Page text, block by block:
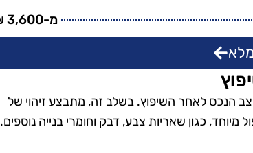
מ-3,600 ₪
הנכס לאחר השיפוץ. בשלב זה, מתבצע זיהוי של
כגון שאריות צבע, דבק וחומרי בנייה נוספים.
בהחלט אשתמש בשירותים
שלהם שוב בעתיד!"